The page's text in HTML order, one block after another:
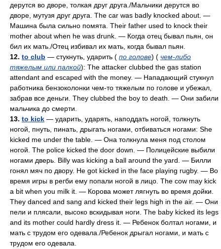
дерутся во дворе, толкая друг друга./Мальчики дерутся во
дворе, мутузя друг друга. The car was badly knocked about. —
Машина была сильно помята. Their father used to knock their
mother about when he was drunk. — Когда отец бывал пьян, он
бил их мать./Отец избивал их мать, когда бывал пьян.
12. to club — стукнуть, ударить ( по голове) ( чем-либо
тяжелым или палкой): The attacker clubbed the gas station
attendant and escaped with the money. — Нападающий стукнул
работника бензоколонки чем-то тяжелым по голове и убежал,
забрав все деньги. They clubbed the boy to death. — Они забили
мальчика до смерти.
13. to kick — ударить, ударять, наподдать ногой, толкнуть
ногой, пнуть, пинать, дрыгать ногами, отбиваться ногами: She
kicked me under the table. — Она толкнула меня под столом
ногой. The police kicked the door down. — Полицейские выбили
ногами дверь. Billy was kicking a ball around the yard. — Билли
гонял мяч по двору. Не got kicked in the face playing rugby. — Во
время игры в регби ему попали ногой в лицо. The cow may kick
a bit when you milk it. — Корова может лягнуть во время дойки.
They danced and sang and kicked their legs high in the air. — Они
пели и плясали, высоко вскидывая ноги. The baby kicked its legs
and its mother could hardly dress it. — Ребенок болтал ногами, и
мать с трудом его одевала./Ребенок дрыгал ногами, и мать с
трудом его одевала.